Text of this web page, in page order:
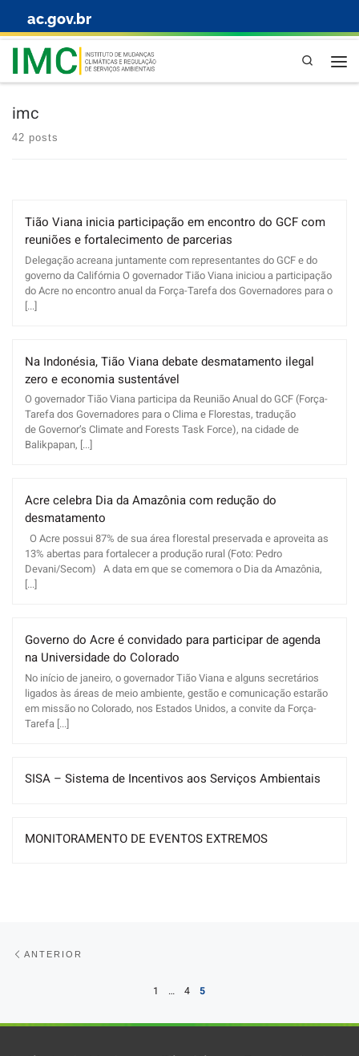
Skip to content
ac.gov.br
Pesquisa
imc
42 posts
Tião Viana inicia participação em encontro do GCF com
reuniões e fortalecimento de parcerias
Delegação acreana juntamente com representantes do GCF e do
governo da Califórnia O governador Tião Viana iniciou a participação
do Acre no encontro anual da Força-Tarefa dos Governadores para o
[...]
Na Indonésia, Tião Viana debate desmatamento ilegal
zero e economia sustentável
O governador Tião Viana participa da Reunião Anual do GCF (Força-
Tarefa dos Governadores para o Clima e Florestas, tradução
de Governor’s Climate and Forests Task Force), na cidade de
Balikpapan, [...]
Acre celebra Dia da Amazônia com redução do
desmatamento
O Acre possui 87% de sua área florestal preservada e aproveita as
13% abertas para fortalecer a produção rural (Foto: Pedro
Devani/Secom) A data em que se comemora o Dia da Amazônia,
[...]
Governo do Acre é convidado para participar de agenda
na Universidade do Colorado
No início de janeiro, o governador Tião Viana e alguns secretários
ligados às áreas de meio ambiente, gestão e comunicação estarão
em missão no Colorado, nos Estados Unidos, a convite da Força-
Tarefa [...]
SISA – Sistema de Incentivos aos Serviços Ambientais
MONITORAMENTO DE EVENTOS EXTREMOS
ANTERIOR
1 … 4 5